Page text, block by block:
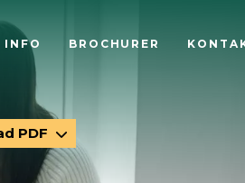
INFO BROCHURER
PDF